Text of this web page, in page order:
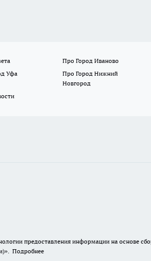
Про Город Иваново
Уфа
Про Город Нижний
Новгород
предоставления информации на основе
Подробнее